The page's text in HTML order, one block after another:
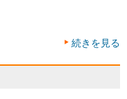
続きを見る